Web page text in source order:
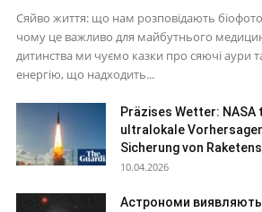
Сяйво життя: що нам розповідають
чому це важливо для майбутнього
дитинства ми чуємо казки про сяючі аури
енергію, що надходить...
Präzises Wetter: NASA
ultralokale
Sicherung von
10.04.2026
Астрономи виявляють